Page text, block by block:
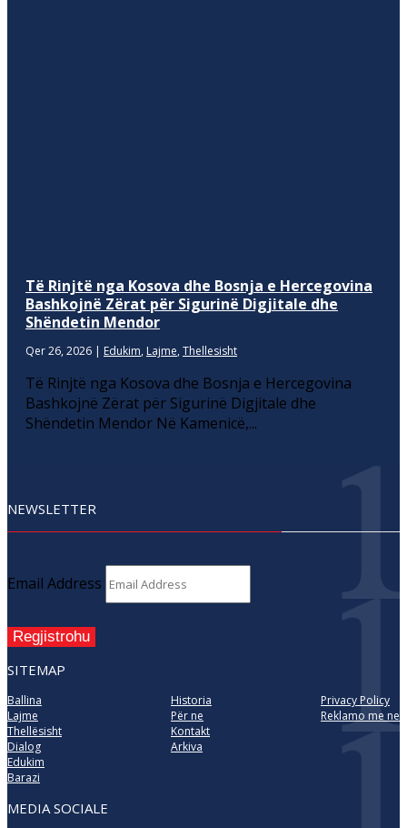
Të Rinjtë nga Kosova dhe Bosnja e Hercegovina
Bashkojnë Zërat për Sigurinë Digjitale dhe
Shëndetin Mendor
Qer 26, 2026 | Edukim, Lajme, Thellesisht
Të Rinjtë nga Kosova dhe Bosnja e Hercegovina
Bashkojnë Zërat për Sigurinë Digjitale dhe
Shëndetin Mendor Në Kamenicë,...
NEWSLETTER
Email Address
Regjistrohu
SITEMAP
Ballina
Lajme
Thellësisht
Dialog
Edukim
Barazi
Historia
Për ne
Kontakt
Arkiva
Privacy Policy
Reklamo me ne
MEDIA SOCIALE